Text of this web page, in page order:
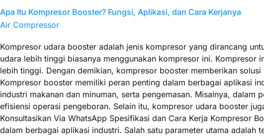
Apa Itu Kompresor Booster? Fungsi, Aplikasi, dan Cara Kerjanya
Air Compressor
Kompresor udara booster adalah jenis kompresor yang dirancang
udara lebih tinggi biasanya menggunakan kompresor ini. Kompresor
lebih tinggi. Dengan demikian, kompresor booster memberikan
Kompresor booster memiliki peran penting dalam berbagai aplikasi
industri makanan dan minuman, serta pengemasan. Misalnya,
efisiensi operasi pengeboran. Selain itu, kompresor udara booster
Konsultasikan Via WhatsApp Spesifikasi dan Cara Kerja Kompresor
dalam berbagai aplikasi industri. Salah satu parameter utama